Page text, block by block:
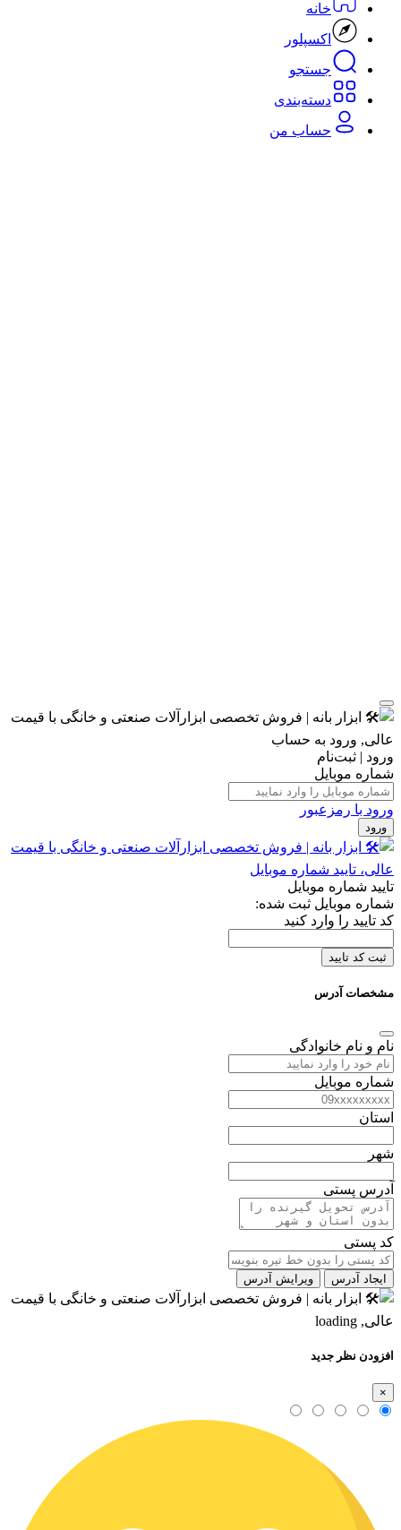
خانه
اکسپلور
جستجو
دسته‌بندی‌
حساب من
ورود | ثبت‌نام
شماره موبایل
ورود با رمزعبور
ورود
تایید شماره موبایل
شماره موبایل ثبت شده:
کد تایید را وارد کنید
ثبت کد تایید
مشخصات آدرس
نام و نام خانوادگی
شماره موبایل
استان
شهر
آدرس پستی
کد پستی
ایجاد آدرس ویرایش آدرس
افزودن نظر جدید
×